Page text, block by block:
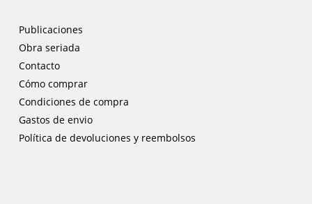
Publicaciones
Obra seriada
Contacto
Cómo comprar
Condiciones de compra
Gastos de envio
Política de devoluciones y reembolsos